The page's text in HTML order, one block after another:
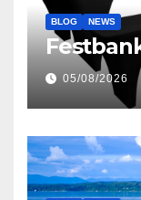
BLOG NEWS
05/08/2026